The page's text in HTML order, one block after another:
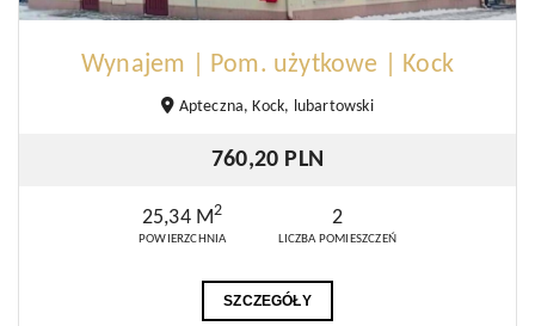
Wynajem | Pom. użytkowe | Kock
Apteczna, Kock, lubartowski
760,20 PLN
25,34 M2
POWIERZCHNIA
2
LICZBA POMIESZCZEŃ
SZCZEGÓŁY